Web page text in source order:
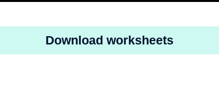
Download worksheets